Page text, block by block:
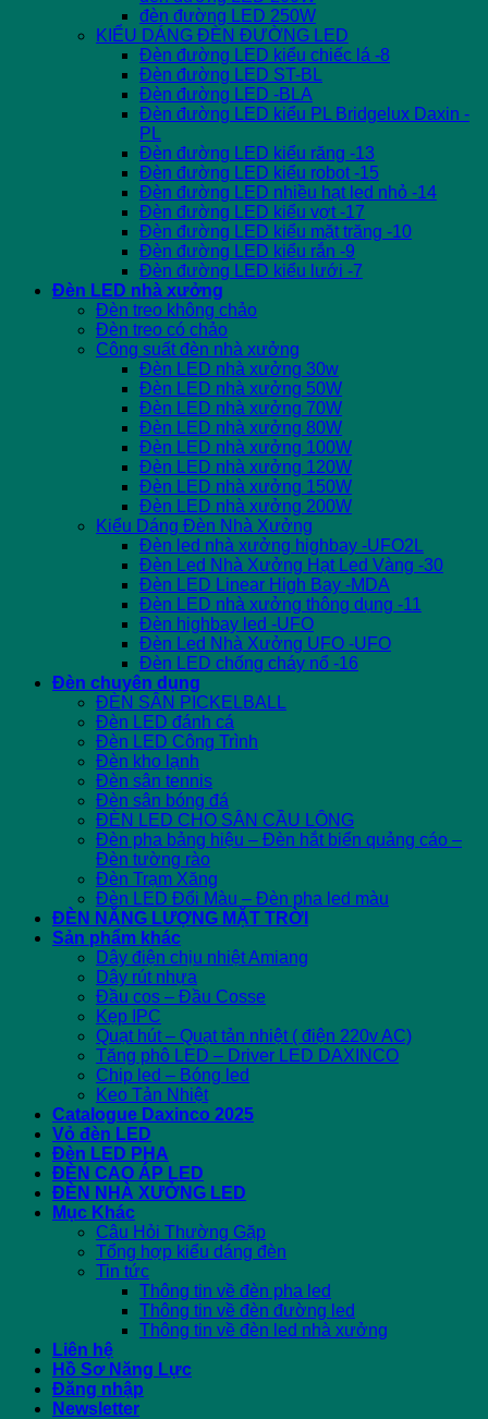
đèn đường LED 250W
KIỂU DÁNG ĐÈN ĐƯỜNG LED
Đèn đường LED kiểu chiếc lá -8
Đèn đường LED ST-BL
Đèn đường LED -BLA
Đèn đường LED kiểu PL Bridgelux Daxin -
PL
Đèn đường LED kiểu răng -13
Đèn đường LED kiểu robot -15
Đèn đường LED nhiều hạt led nhỏ -14
Đèn đường LED kiểu vợt -17
Đèn đường LED kiểu mặt trăng -10
Đèn đường LED kiểu rắn -9
Đèn đường LED kiểu lưới -7
Đèn LED nhà xưởng
Đèn treo không chảo
Đèn treo có chảo
Công suất đèn nhà xưởng
Đèn LED nhà xưởng 30w
Đèn LED nhà xưởng 50W
Đèn LED nhà xưởng 70W
Đèn LED nhà xưởng 80W
Đèn LED nhà xưởng 100W
Đèn LED nhà xưởng 120W
Đèn LED nhà xưởng 150W
Đèn LED nhà xưởng 200W
Kiểu Dáng Đèn Nhà Xưởng
Đèn led nhà xưởng highbay -UFO2L
Đèn Led Nhà Xưởng Hạt Led Vàng -30
Đèn LED Linear High Bay -MDA
Đèn LED nhà xưởng thông dụng -11
Đèn highbay led -UFO
Đèn Led Nhà Xưởng UFO -UFO
Đèn LED chống cháy nổ -16
Đèn chuyên dụng
ĐÈN SÂN PICKELBALL
Đèn LED đánh cá
Đèn LED Công Trình
Đèn kho lạnh
Đèn sân tennis
Đèn sân bóng đá
ĐÈN LED CHO SÂN CẦU LÔNG
Đèn pha bảng hiệu – Đèn hắt biển quảng cáo –
Đèn tường rào
Đèn Trạm Xăng
Đèn LED Đổi Màu – Đèn pha led màu
ĐÈN NĂNG LƯỢNG MẶT TRỜI
Sản phẩm khác
Dây điện chịu nhiệt Amiang
Dây rút nhựa
Đầu cos – Đầu Cosse
Kẹp IPC
Quạt hút – Quạt tản nhiệt ( điện 220v AC)
Tăng phô LED – Driver LED DAXINCO
Chip led – Bóng led
Keo Tản Nhiệt
Catalogue Daxinco 2025
Vỏ đèn LED
Đèn LED PHA
ĐÈN CAO ÁP LED
ĐÈN NHÀ XƯỞNG LED
Mục Khác
Câu Hỏi Thường Gặp
Tổng hợp kiểu dáng đèn
Tin tức
Thông tin về đèn pha led
Thông tin về đèn đường led
Thông tin về đèn led nhà xưởng
Liên hệ
Hồ Sơ Năng Lực
Đăng nhập
Newsletter